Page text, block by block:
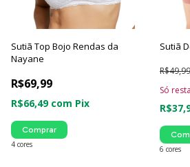
Sutiã Top Bojo Rendas da
Nayane
R$69,99
R$66,49 com Pix
4 cores
Comprar
Sutiã
R$49,99
Só
6 cores